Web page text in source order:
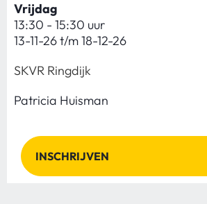
Vrijdag
13:30 - 15:30 uur
13-11-26 t/m 18-12-26
SKVR Ringdijk
Patricia Huisman
INSCHRIJVEN